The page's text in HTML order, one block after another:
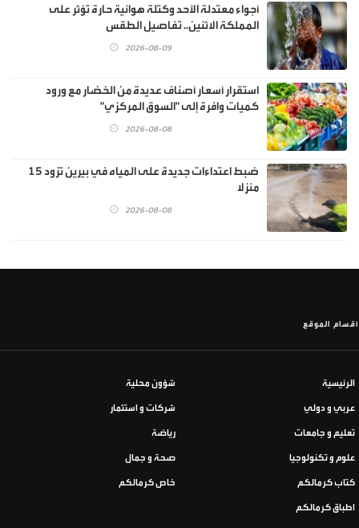
أجواء معتدلة الأحد وكتلة هوائية حارة تؤثر على
المملكة الاثنين.. تفاصيل الطقس
2026-08-09
استقرار أسعار أصناف عديدة من الخضار مع ورود
كميات وافرة إلى "السوق المركزي"
2026-08-08
ضبط اعتداءات جديدة على المياه في بيرين تزود 15
منزلا
2026-08-08
أقسام الموقع
الرئيسية شؤون محلية
عربي و دولي شركات و استثمار
تعليم و جامعات رياضة
علوم و تكنولوجيا صحة و جمال
كتاب كرمالكم خاص كرمالكم
اطباق كرمالكم